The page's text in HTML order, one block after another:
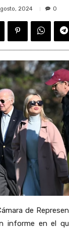
2024 0
de
informe en el